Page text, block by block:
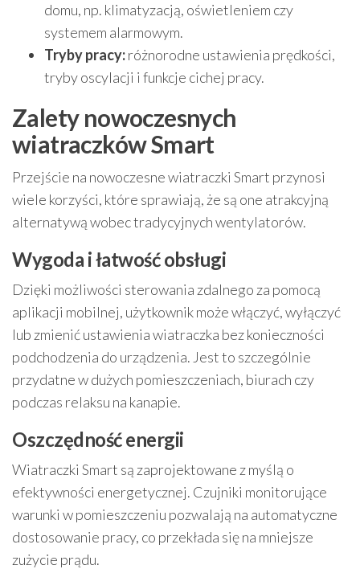
domu, np. klimatyzacją, oświetleniem czy
systemem alarmowym.
Tryby pracy:różnorodne ustawienia prędkości,
tryby oscylacji i funkcje cichej pracy.
Zalety nowoczesnych
wiatraczków Smart
Przejście na nowoczesne wiatraczki Smart przynosi
wiele korzyści, które sprawiają, że są one atrakcyjną
alternatywą wobec tradycyjnych wentylatorów.
Wygoda i łatwość obsługi
Dzięki możliwości sterowania zdalnego za pomocą
aplikacji mobilnej, użytkownik może włączyć, wyłączyć
lub zmienić ustawienia wiatraczka bez konieczności
podchodzenia do urządzenia. Jest to szczególnie
przydatne w dużych pomieszczeniach, biurach czy
podczas relaksu na kanapie.
Oszczędność energii
Wiatraczki Smart są zaprojektowane z myślą o
efektywności energetycznej. Czujniki monitorujące
warunki w pomieszczeniu pozwalają na automatyczne
dostosowanie pracy, co przekłada się na mniejsze
zużycie prądu.